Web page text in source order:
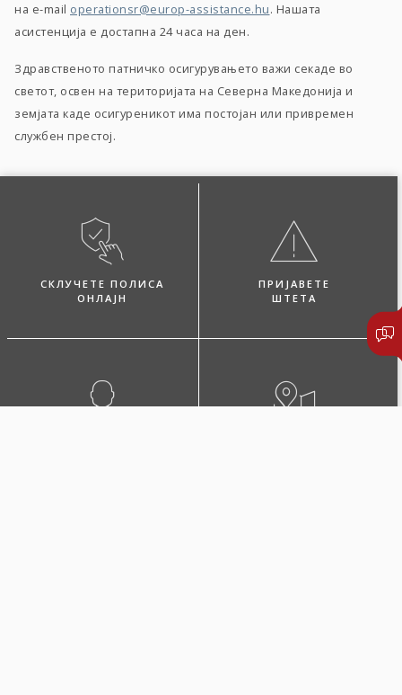
на e-mail operationsr@europ-assistance.hu. Нашата
асистенција е достапна 24 часа на ден.
Здравственото патничко осигурувањето важи секаде во
светот, освен на територијата на Северна Македонија и
земјата каде осигуреникот има постојан или привремен
службен престој.
СКЛУЧЕТЕ ПОЛИСА
ОНЛАЈН
ПРИЈАВЕТЕ
ШТЕТА